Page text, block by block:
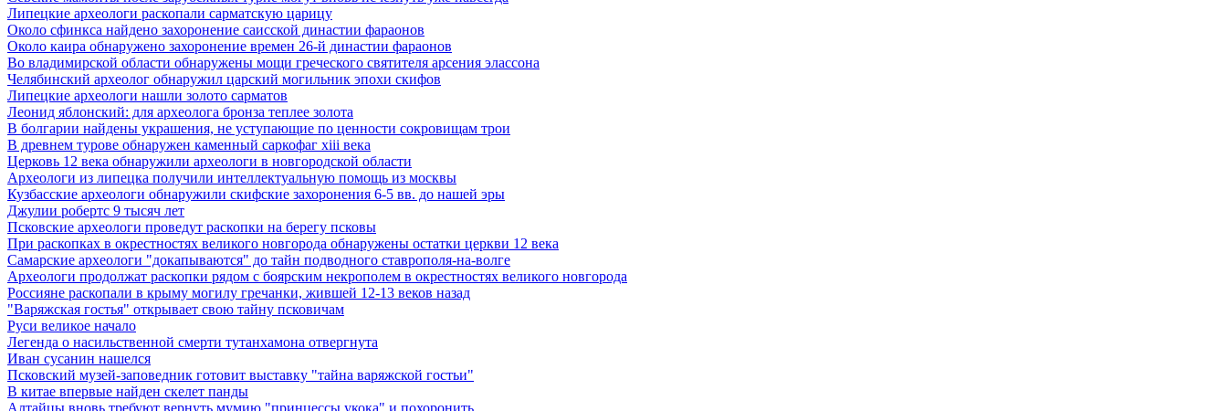
Липецкие археологи раскопали сарматскую царицу
Около сфинкса найдено захоронение саисской династии фараонов
Около каира обнаружено захоронение времен 26-й династии фараонов
Во владимирской области обнаружены мощи греческого святителя арсения элассона
Челябинский археолог обнаружил царский могильник эпохи скифов
Липецкие археологи нашли золото сарматов
Леонид яблонский: для археолога бронза теплее золота
В болгарии найдены украшения, не уступающие по ценности сокровищам трои
В древнем турове обнаружен каменный саркофаг xiii века
Церковь 12 века обнаружили археологи в новгородской области
Археологи из липецка получили интеллектуальную помощь из москвы
Кузбасские археологи обнаружили скифские захоронения 6-5 вв. до нашей эры
Джулии робертс 9 тысяч лет
Псковские археологи проведут раскопки на берегу псковы
При раскопках в окрестностях великого новгорода обнаружены остатки церкви 12 века
Самарские археологи "докапываются" до тайн подводного ставрополя-на-волге
Археологи продолжат раскопки рядом с боярским некрополем в окрестностях великого новгорода
Россияне раскопали в крыму могилу гречанки, жившей 12-13 веков назад
"Варяжская гостья" открывает свою тайну псковичам
Руси великое начало
Легенда о насильственной смерти тутанхамона отвергнута
Иван сусанин нашелся
Псковский музей-заповедник готовит выставку "тайна варяжской гостьи"
В китае впервые найден скелет панды
Алтайцы вновь требуют вернуть мумию "принцессы укока" и похоронить